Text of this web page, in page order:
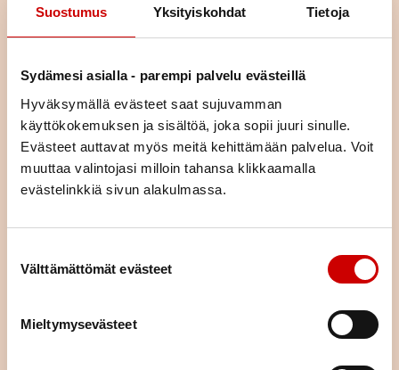
Suostumus Yksityiskohdat Tietoja
Sydämesi asialla - parempi palvelu evästeillä
Hyväksymällä evästeet saat sujuvamman
käyttökokemuksen ja sisältöä, joka sopii juuri sinulle.
Evästeet auttavat myös meitä kehittämään palvelua. Voit
muuttaa valintojasi milloin tahansa klikkaamalla
evästelinkkiä sivun alakulmassa.
Välttämättömät evästeet
Mieltymysevästeet
Asiantuntijoiden pitämiä kaikille avoimia ja maksuttomia luentoja
ajankohtaisista aiheista kätevästi verkossa. Luennoille vaaditaan
rekisteröityminen. LISÄTIEDOT